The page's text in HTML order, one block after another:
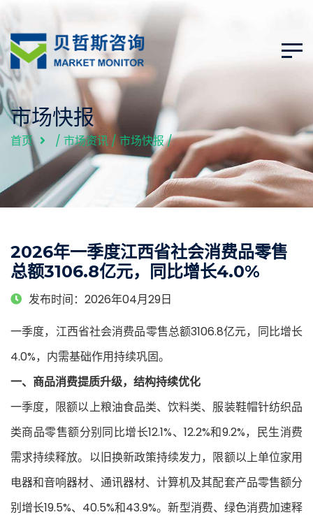
市场快报
首页 / 市场资讯/市场快报/
2026年一季度江西省社会消费品零售
总额3106.8亿元，同比增长4.0%
发布时间：2026年04月29日
一季度，江西省社会消费品零售总额3106.8亿元，同比增长
4.0%，内需基础作用持续巩固。
一、商品消费提质升级，结构持续优化
一季度，限额以上粮油食品类、饮料类、服装鞋帽针纺织品
类商品零售额分别同比增长12.1%、12.2%和9.2%，民生消费
需求持续释放。以旧换新政策持续发力，限额以上单位家用
电器和音响器材、通讯器材、计算机及其配套产品零售额分
别增长19.5%、40.5%和43.9%。新型消费、绿色消费加速释